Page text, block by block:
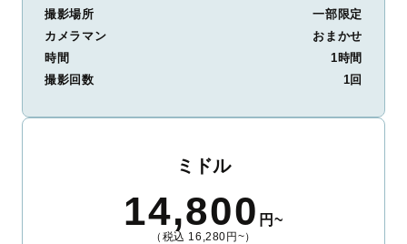
撮影場所
一部限定
カメラマン
おまかせ
時間
1時間
撮影回数
1回
ミドル
14,800 円~
（税込 16,280円~）